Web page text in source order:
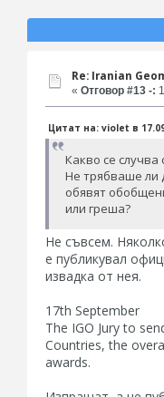
Re: Iranian
« Отговор #13 -:
Цитат на: violet в
Какво се
Не трябваше ли
обявят
или греша?
Не съвсем.
е публикувал
извадка от нея.
17th September
The IGO Jury to
Countries, the
awards.